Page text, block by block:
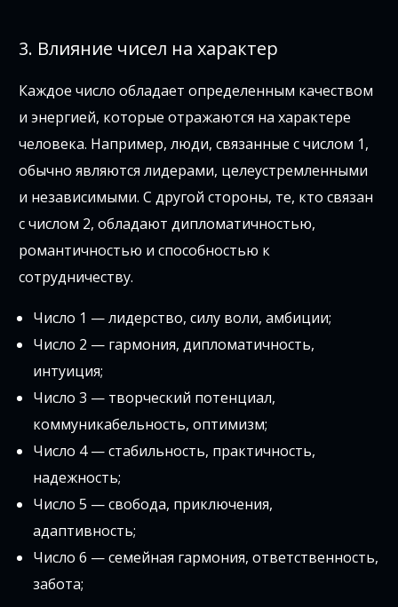
3. Влияние чисел на характер
Каждое число обладает определенным качеством
и энергией, которые отражаются на характере
человека. Например, люди, связанные с числом 1,
обычно являются лидерами, целеустремленными
и независимыми. С другой стороны, те, кто связан
с числом 2, обладают дипломатичностью,
романтичностью и способностью к
сотрудничеству.
Число 1 — лидерство, силу воли, амбиции;
Число 2 — гармония, дипломатичность,
интуиция;
Число 3 — творческий потенциал,
коммуникабельность, оптимизм;
Число 4 — стабильность, практичность,
надежность;
Число 5 — свобода, приключения,
адаптивность;
Число 6 — семейная гармония, ответственность,
забота;